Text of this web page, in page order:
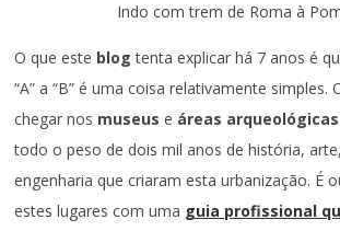
Indo com trem de Roma à
O que este blog tenta explicar há 7 anos é
“A” a “B” é uma coisa relativamente simples.
chegar nos museus e áreas arqueológicas
todo o peso de dois mil anos de história,
engenharia que criaram esta urbanização. É
estes lugares com uma guia profissional